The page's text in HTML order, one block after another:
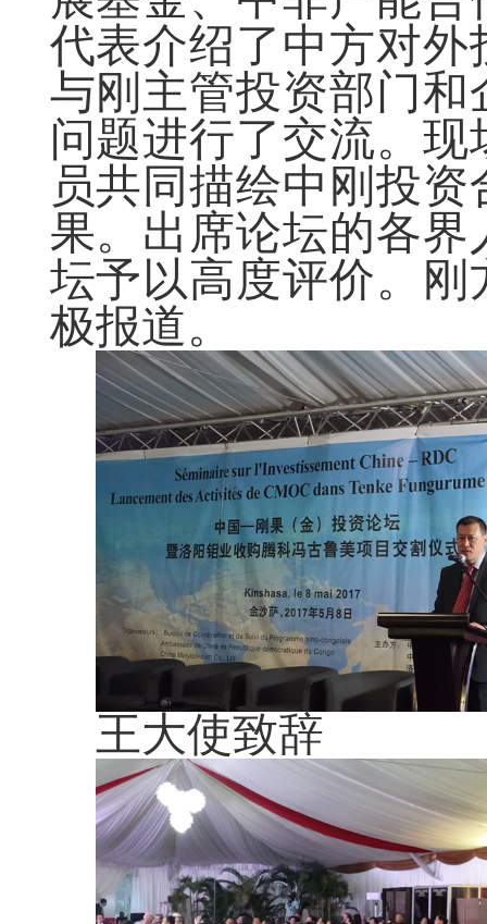
代表介绍了中方对
与刚主管投资部门
问题进行了交流。
员共同描绘中刚投
果。出席论坛的各
坛予以高度评价。
极报道。
王大使致辞